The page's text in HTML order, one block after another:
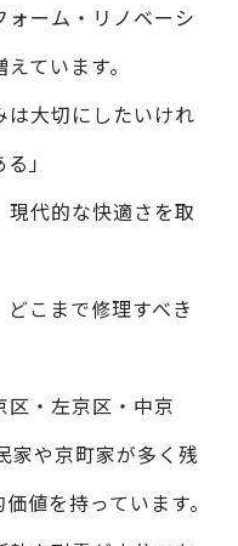
ーム・リノベーシ
ています。
は大切にしたいけれ
」
現代的な快適さを取
どこまで修理すべき
・左京区・中京
家や京町家が多く残
値を持っています。